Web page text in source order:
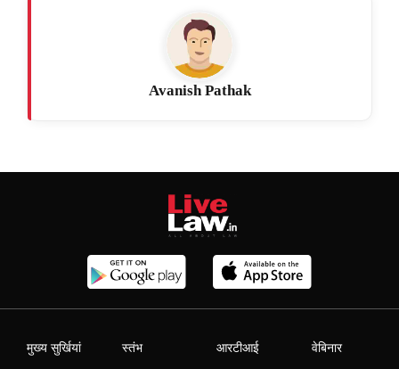
Avanish Pathak
मुख्य सुर्खियां स्तंभ आरटीआई वेबिनार